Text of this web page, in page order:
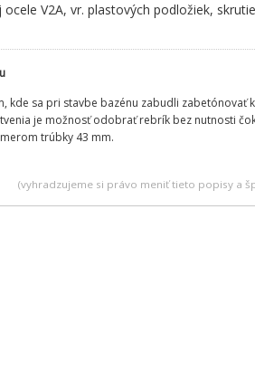
V2A, vr. plastových podložiek,
kde sa pri stavbe bazénu zabudli
je možnosť odobrať rebrík bez nutnosti
trúbky 43 mm.
(vyhradzujeme si právo meniť tieto popisy a